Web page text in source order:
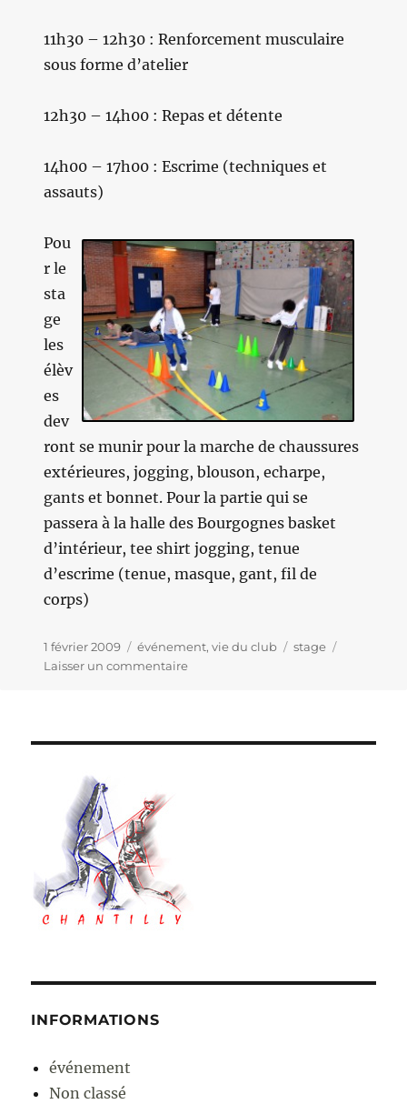
11h30 – 12h30 : Renforcement musculaire
sous forme d’atelier
12h30 – 14h00 : Repas et détente
14h00 – 17h00 : Escrime (techniques et
assauts)
Pou
r le
sta
ge
les
élèv
es
dev
ront se munir pour la marche de chaussures
extérieures, jogging, blouson, echarpe,
gants et bonnet. Pour la partie qui se
passera à la halle des Bourgognes basket
d’intérieur, tee shirt jogging, tenue
d’escrime (tenue, masque, gant, fil de
corps)
Publié
le
1 février 2009 Catégories
événement, vie du club Étiquettes
stage
Laisser un commentairesur
INFORMATIONS
événement
Non classé